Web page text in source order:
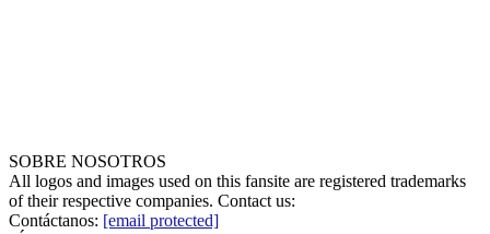
SOBRE NOSOTROS
All logos and images used on this fansite are registered trademarks
of their respective companies. Contact us:
Contáctanos: [email protected]